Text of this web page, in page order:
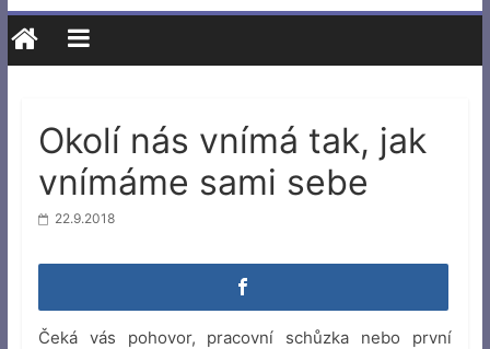
Okolí nás vnímá tak, jak
vnímáme sami sebe
22.9.2018
Čeká vás pohovor, pracovní schůzka nebo první